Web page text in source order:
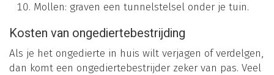
Mollen: graven een tunnelstelsel onder je tuin.
Kosten van ongediertebestrijding
Als je het ongedierte in huis wilt verjagen of verdelgen,
dan komt een ongediertebestrijder zeker van pas. Veel